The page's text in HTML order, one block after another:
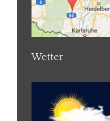
Wetter